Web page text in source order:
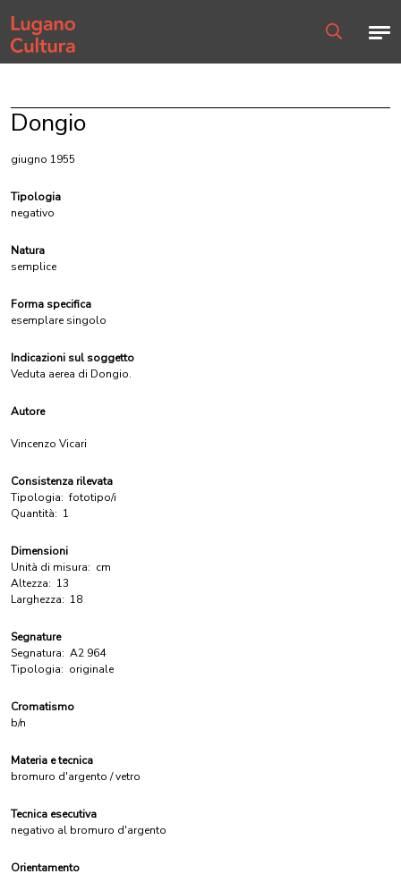
Home page
Dongio
giugno 1955
Tipologia
negativo
Natura
semplice
Forma specifica
esemplare singolo
Indicazioni sul soggetto
Veduta aerea di Dongio.
Autore
Vincenzo Vicari
Consistenza rilevata
Tipologia: fototipo/i
Quantità: 1
Dimensioni
Unità di misura: cm
Altezza: 13
Larghezza: 18
Segnature
Segnatura: A2 964
Tipologia: originale
Cromatismo
b/n
Materia e tecnica
bromuro d'argento / vetro
Tecnica esecutiva
negativo al bromuro d'argento
Orientamento